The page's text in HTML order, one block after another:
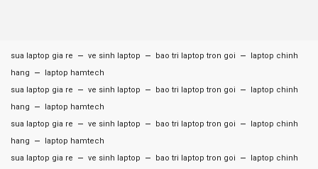
sua laptop gia re – ve sinh laptop – bao tri laptop tron goi –
laptop chinh
hang
–
laptop hamtech
sua laptop gia re
– ve sinh laptop – bao tri laptop tron goi –
laptop chinh
hang
–
laptop hamtech
sua laptop gia re
– ve sinh laptop – bao tri laptop tron goi –
laptop chinh
hang
–
laptop hamtech
sua laptop gia re
– ve sinh laptop – bao tri laptop tron goi – laptop chinh